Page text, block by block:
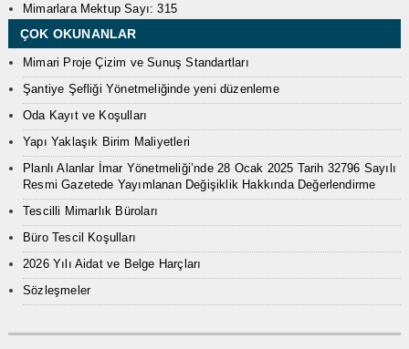
Mimarlara Mektup Sayı: 315
ÇOK OKUNANLAR
Mimari Proje Çizim ve Sunuş Standartları
Şantiye Şefliği Yönetmeliğinde yeni düzenleme
Oda Kayıt ve Koşulları
Yapı Yaklaşık Birim Maliyetleri
Planlı Alanlar İmar Yönetmeliği’nde 28 Ocak 2025 Tarih 32796 Sayılı
Resmi Gazetede Yayımlanan Değişiklik Hakkında Değerlendirme
Tescilli Mimarlık Büroları
Büro Tescil Koşulları
2026 Yılı Aidat ve Belge Harçları
Sözleşmeler